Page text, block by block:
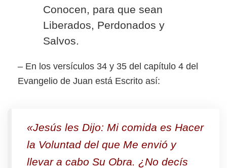
Conocen, para que sean
Liberados, Perdonados y
Salvos.
– En los versículos 34 y 35 del capítulo 4 del
Evangelio de Juan está Escrito así:
«Jesús les Dijo: Mi comida es Hacer
la Voluntad del que Me envió y
llevar a cabo Su Obra. ¿No decís